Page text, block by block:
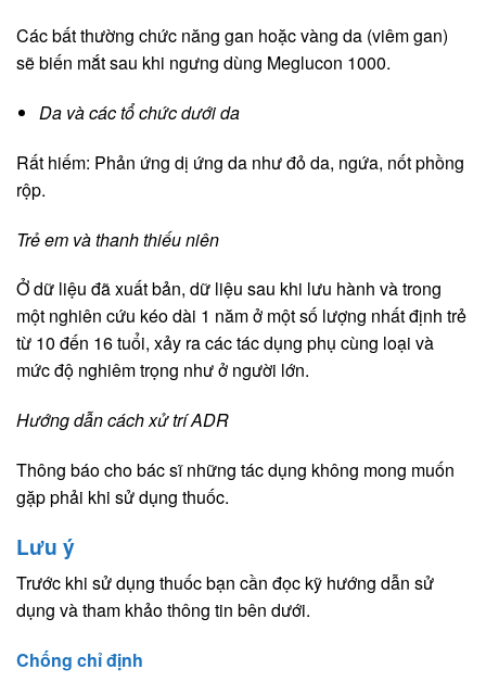
Các bất thường chức năng gan hoặc vàng da (viêm gan)
sẽ biến mắt sau khi ngưng dùng Meglucon 1000.
Da và các tổ chức dưới da
Rất hiếm: Phản ứng dị ứng da như đỏ da, ngứa, nốt phồng
rộp.
Trẻ em và thanh thiếu niên
Ở dữ liệu đã xuất bản, dữ liệu sau khi lưu hành và trong
một nghiên cứu kéo dài 1 năm ở một số lượng nhất định trẻ
từ 10 đến 16 tuổi, xảy ra các tác dụng phụ cùng loại và
mức độ nghiêm trọng như ở người lớn.
Hướng dẫn cách xử trí ADR
Thông báo cho bác sĩ những tác dụng không mong muốn
gặp phải khi sử dụng thuốc.
Lưu ý
Trước khi sử dụng thuốc bạn cần đọc kỹ hướng dẫn sử
dụng và tham khảo thông tin bên dưới.
Chống chỉ định